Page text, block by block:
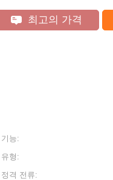
최고의 가격
기능:
유형:
정격 전류: